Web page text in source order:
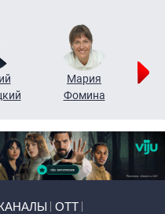
Мария
Фомина
ОТТ